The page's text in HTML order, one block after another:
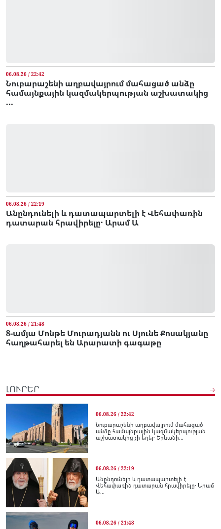
06.08.26 / 22:42
Նուբարաշենի աղբավայրում մահացած անձը
համայնքային կազմակերպության աշխատակից
...
06.08.26 / 22:19
Անընդունելի և դատապարտելի է Վեհափառին
դատարան հրավիրելը․ Արամ Ա
06.08.26 / 21:48
8-ամյա Մոնթե Մուրադյանն ու Սյունե Քոսակյանը
հաղթահարել են Արարատի գագաթը
ԼՈՒՐԵՐ
06.08.26 / 22:42
Նուբարաշենի աղբավայրում մահացած
անձը համայնքային կազմակերպության
աշխատակից չի եղել․ Երևանի...
06.08.26 / 22:19
Անընդունելի և դատապարտելի է
Վեհափառին դատարան հրավիրելը․ Արամ
Ա...
06.08.26 / 21:48